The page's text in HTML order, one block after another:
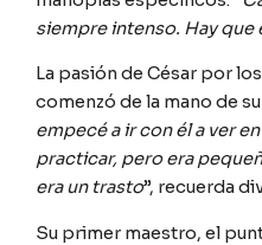
siempre intenso. Hay que
La pasión de César por
comenzó de la mano de
empecé a ir con él a ver
practicar, pero era
era un trasto”, recuerda
Su primer maestro, el